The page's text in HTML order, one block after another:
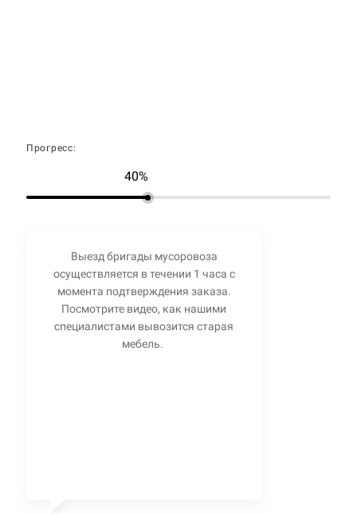
Прогресс:
40%
Выезд бригады мусоровоза
осуществляется в течении 1 часа с
момента подтверждения заказа.
Посмотрите видео, как нашими
специалистами вывозится старая
мебель.